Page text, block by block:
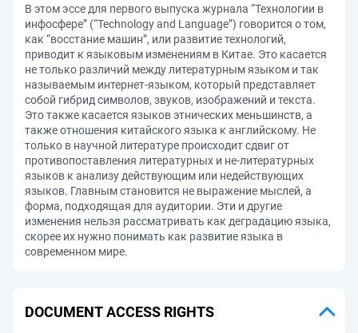
В этом эссе для первого выпуска журнала “Технологии в
инфосфере” (“Technology and Language”) говорится о том,
как “восстание машин”, или развитие технологий,
приводит к языковым изменениям в Китае. Это касается
не только различий между литературным языком и так
называемым интернет-языком, который представляет
собой гибрид символов, звуков, изображений и текста.
Это также касается языков этнических меньшинств, а
также отношения китайского языка к английскому. Не
только в научной литературе происходит сдвиг от
противопоставления литературных и не-литературных
языков к анализу действующим или недействующих
языков. Главным становится не выражение мыслей, а
форма, подходящая для аудитории. Эти и другие
изменения нельзя рассматривать как деградацию языка,
скорее их нужно понимать как развитие языка в
современном мире.
DOCUMENT ACCESS RIGHTS